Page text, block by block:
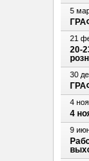
5
21
20-
30
4
4
9